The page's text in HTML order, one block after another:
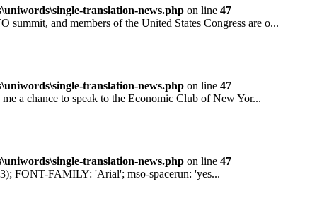
translation-news.php on line 47
and members of the United States Congress are o...
translation-news.php on line 47
chance to speak to the Economic Club of New Yor...
translation-news.php on line 47
FONT-FAMILY: 'Arial'; mso-spacerun: 'yes...